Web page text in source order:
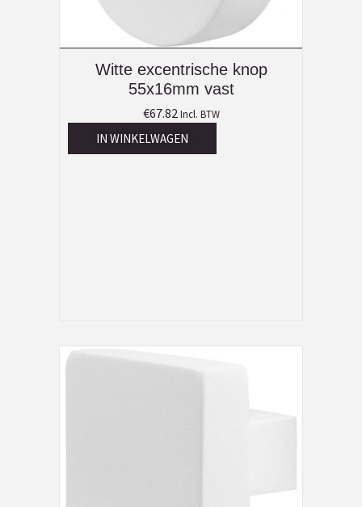
Witte excentrische knop
55x16mm vast
€67.82 Incl. BTW
IN WINKELWAGEN